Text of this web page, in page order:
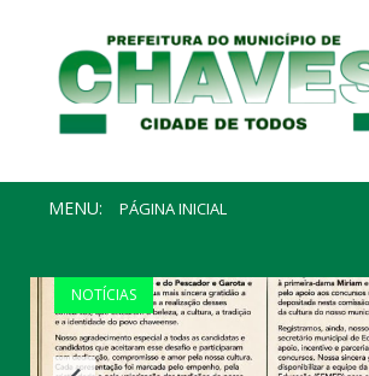
MENU: PÁGINA INICIAL
NOTÍCIAS
NOTÍCIAS